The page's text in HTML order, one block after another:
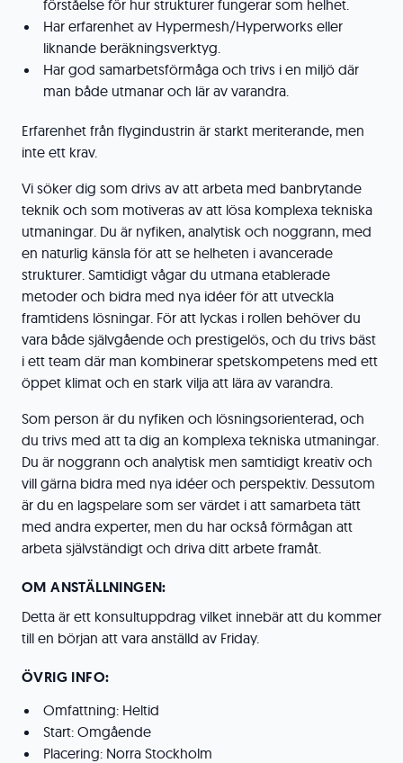
förståelse för hur strukturer fungerar som helhet.
Har erfarenhet av Hypermesh/Hyperworks eller
liknande beräkningsverktyg.
Har god samarbetsförmåga och trivs i en miljö där
man både utmanar och lär av varandra.
Erfarenhet från flygindustrin är starkt meriterande, men
inte ett krav.
Vi söker dig som drivs av att arbeta med banbrytande
teknik och som motiveras av att lösa komplexa tekniska
utmaningar. Du är nyfiken, analytisk och noggrann, med
en naturlig känsla för att se helheten i avancerade
strukturer. Samtidigt vågar du utmana etablerade
metoder och bidra med nya idéer för att utveckla
framtidens lösningar. För att lyckas i rollen behöver du
vara både självgående och prestigelös, och du trivs bäst
i ett team där man kombinerar spetskompetens med ett
öppet klimat och en stark vilja att lära av varandra.
Som person är du nyfiken och lösningsorienterad, och
du trivs med att ta dig an komplexa tekniska utmaningar.
Du är noggrann och analytisk men samtidigt kreativ och
vill gärna bidra med nya idéer och perspektiv. Dessutom
är du en lagspelare som ser värdet i att samarbeta tätt
med andra experter, men du har också förmågan att
arbeta självständigt och driva ditt arbete framåt.
OM ANSTÄLLNINGEN:
Detta är ett konsultuppdrag vilket innebär att du kommer
till en början att vara anställd av Friday.
ÖVRIG INFO:
Omfattning: Heltid
Start: Omgående
Placering: Norra Stockholm